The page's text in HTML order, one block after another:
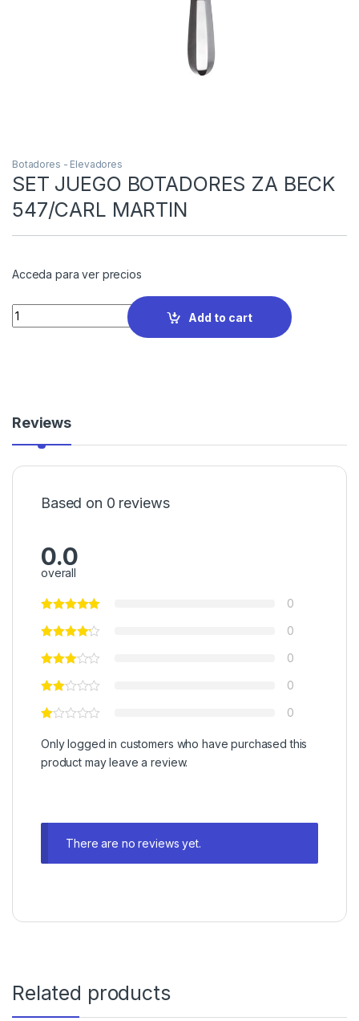
Botadores - Elevadores
SET JUEGO BOTADORES ZA BECK
547/CARL MARTIN
Acceda para ver precios
Quantity
Add to cart
Reviews
Based on 0 reviews
0.0
overall
0
0
0
0
0
Only logged in customers who have purchased this
product may leave a review.
There are no reviews yet.
Related products